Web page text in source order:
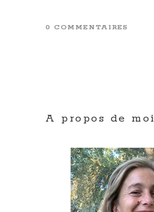
0 COMMENTAIRES
A propos de moi